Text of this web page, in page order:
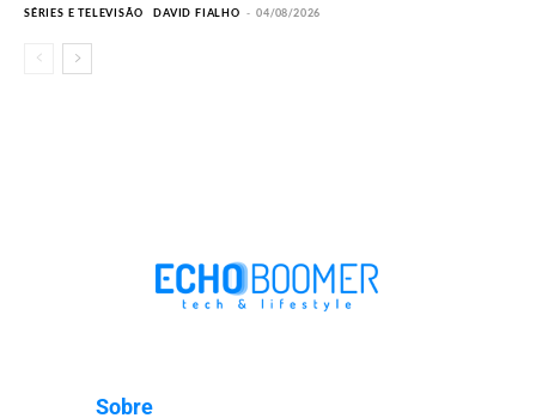
SÉRIES E TELEVISÃO DAVID FIALHO - 04/08/2026
Sobre